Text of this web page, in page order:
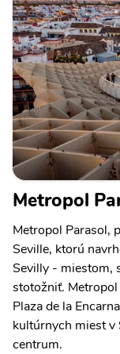
Metropol
Metropol Parasol,
Seville, ktorú
Sevilly - miestom,
stotožniť.
Plaza de la
kultúrnych miest v
centrum.